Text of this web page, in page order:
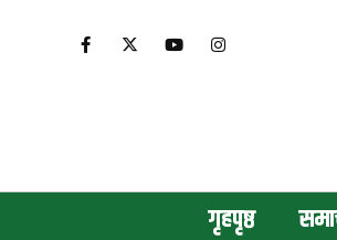
गृहपृष्ठ